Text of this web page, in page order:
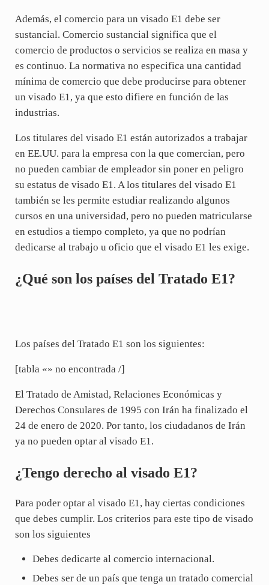
Además, el comercio para un visado E1 debe ser
sustancial. Comercio sustancial significa que el
comercio de productos o servicios se realiza en masa y
es continuo. La normativa no especifica una cantidad
mínima de comercio que debe producirse para obtener
un visado E1, ya que esto difiere en función de las
industrias.
Los titulares del visado E1 están autorizados a trabajar
en EE.UU. para la empresa con la que comercian, pero
no pueden cambiar de empleador sin poner en peligro
su estatus de visado E1. A los titulares del visado E1
también se les permite estudiar realizando algunos
cursos en una universidad, pero no pueden matricularse
en estudios a tiempo completo, ya que no podrían
dedicarse al trabajo u oficio que el visado E1 les exige.
¿Qué son los países del Tratado E1?
Los países del Tratado E1 son los siguientes:
[tabla «» no encontrada /]
El Tratado de Amistad, Relaciones Económicas y
Derechos Consulares de 1995 con Irán ha finalizado el
24 de enero de 2020. Por tanto, los ciudadanos de Irán
ya no pueden optar al visado E1.
¿Tengo derecho al visado E1?
Para poder optar al visado E1, hay ciertas condiciones
que debes cumplir. Los criterios para este tipo de visado
son los siguientes
Debes dedicarte al comercio internacional.
Debes ser de un país que tenga un tratado comercial